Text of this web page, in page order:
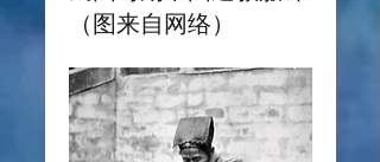
（图来自网络）